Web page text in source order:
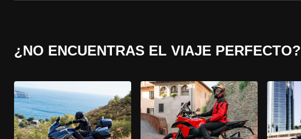
¿NO ENCUENTRAS EL VIAJE PERFECTO?